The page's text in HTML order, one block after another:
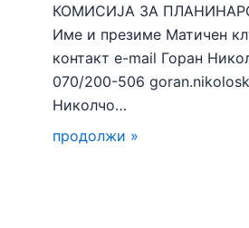
КОМИСИЈА ЗА
Име и презиме Матичен
контакт e-mail Горан
070/200-506
Николчо…
продолжи »